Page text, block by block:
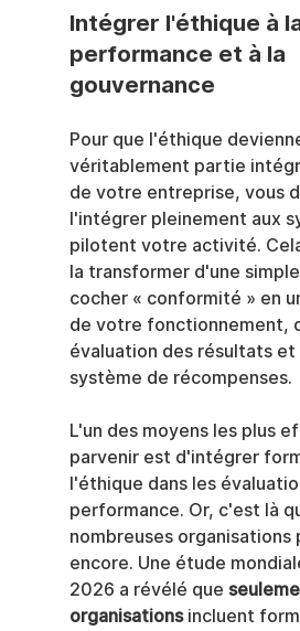
Intégrer l'éthique à
performance et à la
gouvernance
Pour que l'éthique
véritablement partie
de votre entreprise, vous
l'intégrer pleinement aux
pilotent votre activité.
la transformer d'une
cocher « conformité » en
de votre fonctionnement,
évaluation des résultats
système de récompenses.
L'un des moyens les plus
parvenir est d'intégrer
l'éthique dans les
performance. Or, c'est là
nombreuses organisations
encore. Une étude
2026 a révélé que
organisations incluent